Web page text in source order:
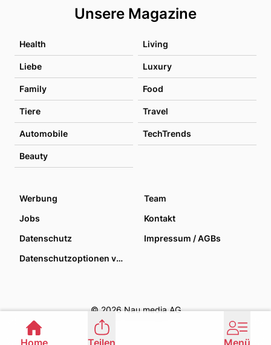
Unsere Magazine
Health Living
Liebe Luxury
Family Food
Tiere Travel
Automobile TechTrends
Beauty
Werbung
Team
Jobs
Kontakt
Datenschutz
Impressum / AGBs
Datenschutzoptionen verwalten
© 2026 Nau media AG
Home Teilen Menü